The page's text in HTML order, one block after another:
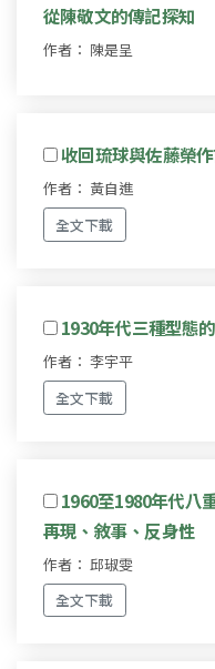
從陳敬文的傳記探知
作者： 陳是呈
收回琉球與佐藤榮
作者： 黃自進
全文下載
1930年代三種型態
作者： 李宇平
全文下載
1960至1980年代八
再現、敘事、反身性
作者： 邱琡雯
全文下載